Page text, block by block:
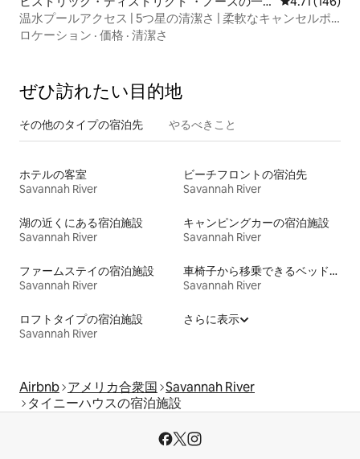
軒家
温水プールアクセス | 5つ星の清潔さ | 柔軟なキャンセルポ
リシー
ロケーション · 価格 · 清潔さ
ぜひ訪⁠れ⁠た⁠い目⁠的⁠地
その他のタ⁠イ⁠プ⁠の宿⁠泊⁠先 やるべきこと
ホテルの客室
Savannah River
ビーチフロントの宿泊先
Savannah River
湖の近くにある宿泊施設
Savannah River
キャンピングカーの宿泊施設
Savannah River
ファームステイの宿泊施設
Savannah River
車椅子から移乗できるベッドがある宿泊施設
Savannah River
ロフトタイプの宿泊施設
Savannah River
さらに表示
Airbnb アメリカ合衆国 Savannah River
タイニーハウスの宿泊施設